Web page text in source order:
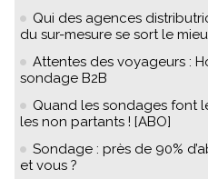
Qui des agences
du sur-mesure se sort le
Attentes des voyageurs :
sondage B2B
Quand les sondages font
les non partants ! [ABO]
Sondage : près de 90%
et vous ?